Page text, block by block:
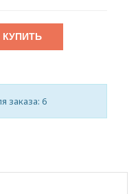
КУПИТЬ
заказа: 6